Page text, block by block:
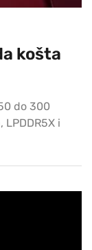
košta
do 300
i